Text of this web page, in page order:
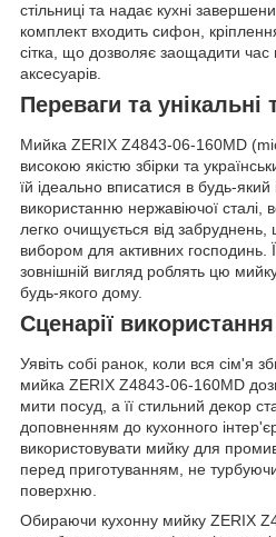
стільниці та надає кухні
комплект входить сифон,
сітка, що дозволяє заощадити
аксесуарів.
Переваги та унікальні
Мийка ZERIX Z4843-06-160MD
високою якістю збірки та
їй ідеально вписатися в будь-який
використанню нержавіючої
легко очищується від забруднень,
вибором для активних господинь.
зовнішній вигляд роблять цю
будь-якого дому.
Сценарії використання
Уявіть собі ранок, коли вся сім'я
мийка ZERIX Z4843-06-160MD
мити посуд, а її стильний декор
доповненням до кухонного
використовувати мийку для
перед приготуванням, не
поверхню.
Обираючи кухонну мийку ZERIX